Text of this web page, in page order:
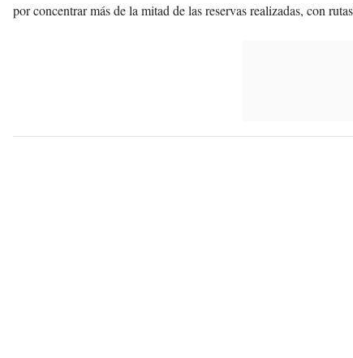
por concentrar más de la mitad de las reservas realizadas, con